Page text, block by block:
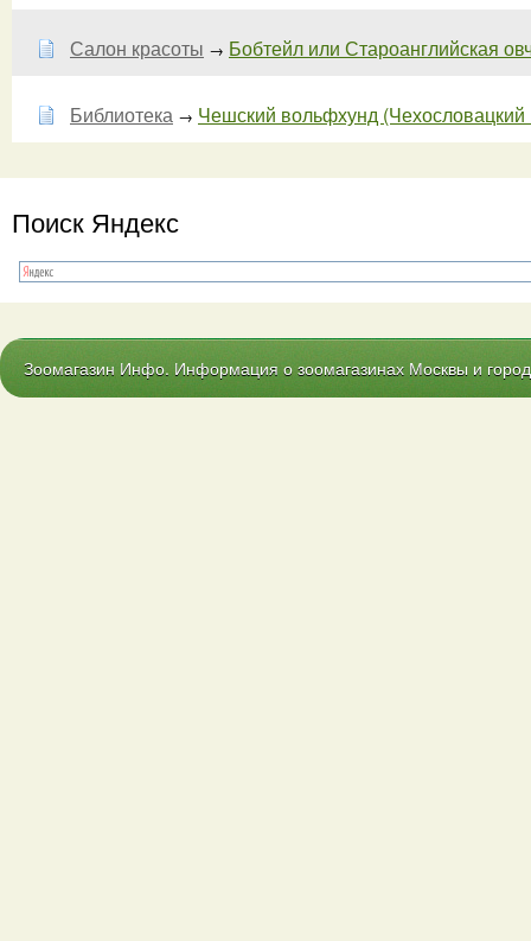
Салон красоты → Бобтейл или Староанглийская
Библиотека → Чешский вольфхунд (Чехословацкий
Поиск Яндекс
Зоомагазин Инфо. Информация о зоомагазинах Москвы и